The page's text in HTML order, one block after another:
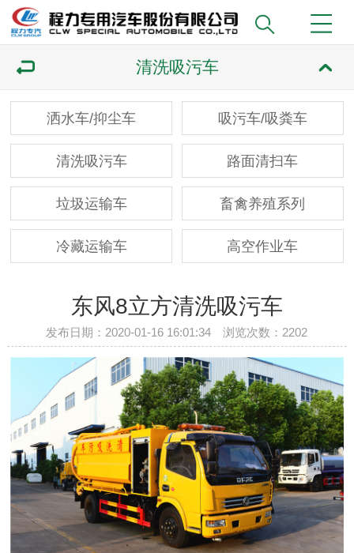
清洗吸污车
洒水车/抑尘车 吸污车/吸粪车
清洗吸污车 路面清扫车
垃圾运输车 畜禽养殖系列
冷藏运输车 高空作业车
东风8立方清洗吸污车
发布日期：2020-01-16 16:01:34 浏览次数： 2202